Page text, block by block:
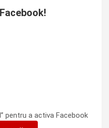
pentru a activa Facebook